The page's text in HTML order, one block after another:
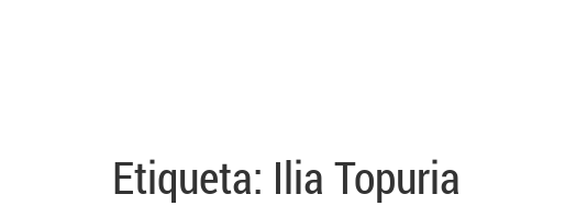
Etiqueta: Ilia Topuria